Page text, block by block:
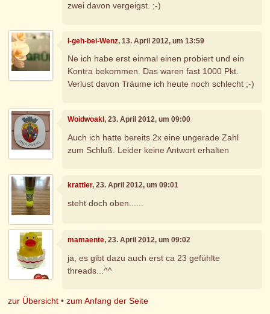
zwei davon vergeigst. ;-)
I-geh-bei-Wenz, 13. April 2012, um 13:59
Ne ich habe erst einmal einen probiert und ein
Kontra bekommen. Das waren fast 1000 Pkt.
Verlust davon Träume ich heute noch schlecht ;-)
Woidwoakl, 23. April 2012, um 09:00
Auch ich hatte bereits 2x eine ungerade Zahl
zum Schluß. Leider keine Antwort erhalten
krattler, 23. April 2012, um 09:01
steht doch oben......
mamaente, 23. April 2012, um 09:02
ja, es gibt dazu auch erst ca 23 gefühlte
threads...^^
zur Übersicht •zum Anfang der Seite